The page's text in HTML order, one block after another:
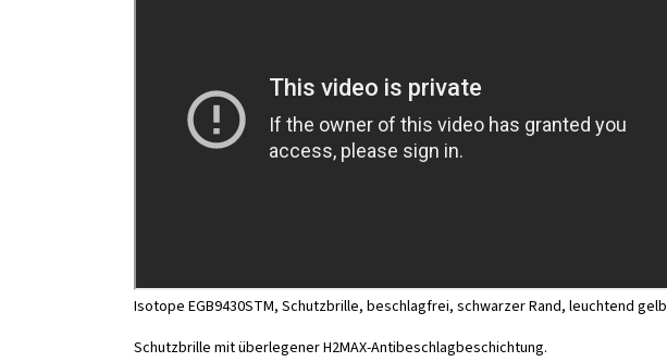
Isotope EGB9430STM, Schutzbrille, beschlagfrei, schwarzer Rand, leuchtend gelb
Schutzbrille mit überlegener H2MAX-Antibeschlagbeschichtung.